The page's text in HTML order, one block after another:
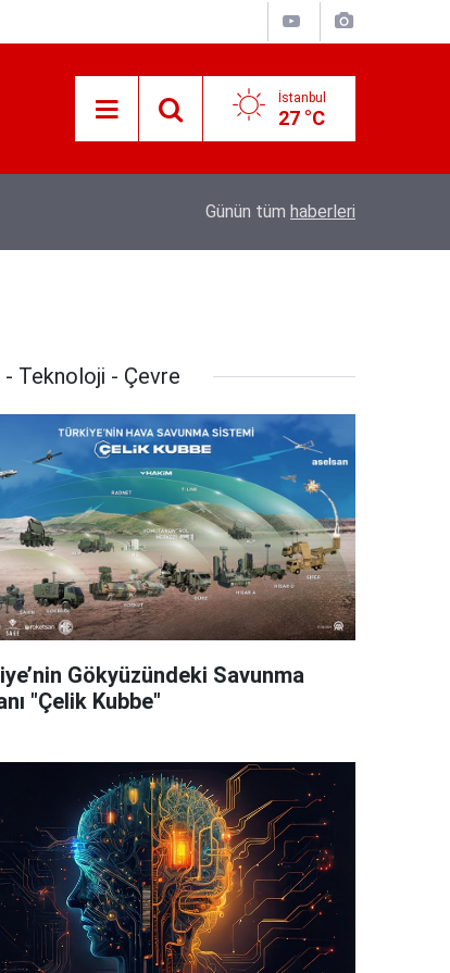
İstanbul
27 °C
Danişma Merkezini Ziyaret Etti
Günün tüm haberleri
- Teknoloji - Çevre
Gökyüzündeki Savunma
"Çelik Kubbe"